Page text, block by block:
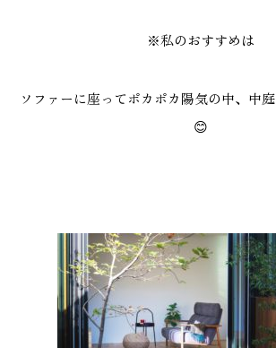
※私のおすすめは
ソファーに座ってポカポカ陽気の中、中
😊